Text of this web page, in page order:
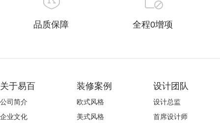
品质保障 全程0增项
关于易百
公司简介
企业文化
装修案例
欧式风格
美式风格
设计团队
设计总监
首席设计师